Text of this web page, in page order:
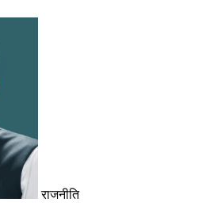
राजनीति